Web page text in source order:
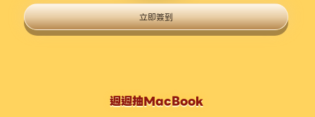
立即簽到
週週抽MacBook